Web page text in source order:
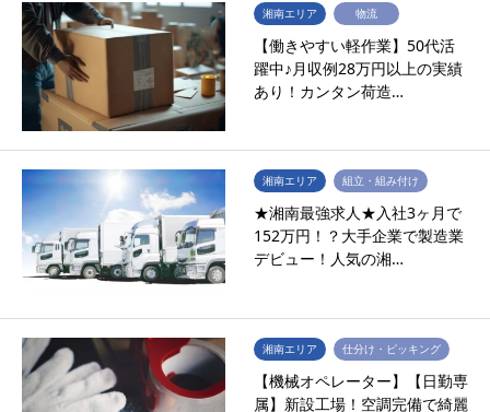
湘南エリア 物流
【働きやすい軽作業】50代活
躍中♪月収例28万円以上の実績
あり！カンタン荷造…
湘南エリア 組立・組み付け
★湘南最強求人★入社3ヶ月で
152万円！？大手企業で製造業
デビュー！人気の湘…
湘南エリア 仕分け・ピッキング
【機械オペレーター】【日勤専
属】新設工場！空調完備で綺麗